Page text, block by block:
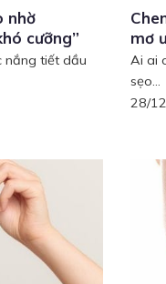
nhờ
cưỡng”
nắng tiết dầu
mơ
Ai ai
sẹo...
28/